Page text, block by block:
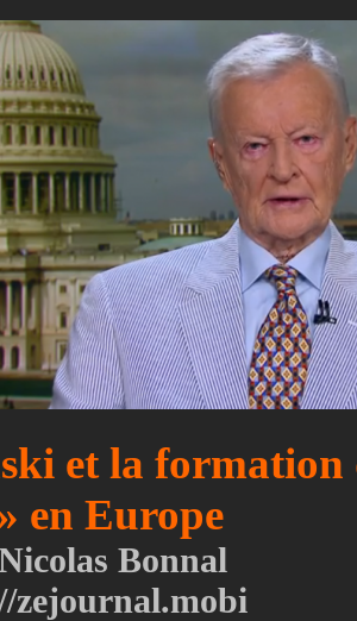
et la formation
en Europe
Bonnal
zejournal.mobi